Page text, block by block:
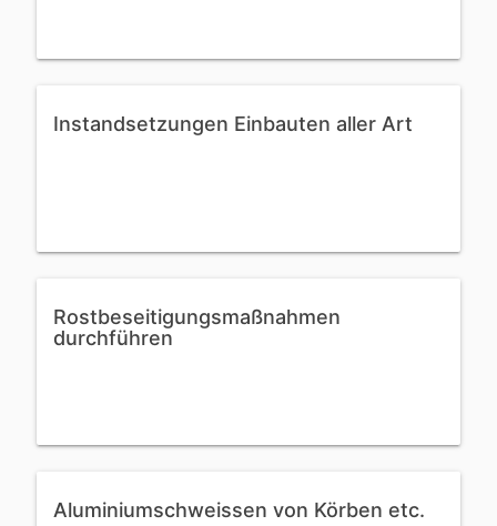
Instandsetzungen Einbauten aller Art
Rostbeseitigungsmaßnahmen
durchführen
Aluminiumschweissen von Körben etc.